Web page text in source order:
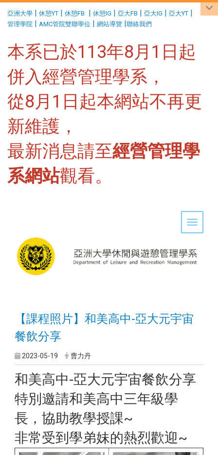
亞洲大學 | 休憩YT | 休憩FB | 休憩IG | 亞大FB | 亞大IG | 亞大YT |
管理學院 | AMC管院雙聯學位 | 網站導覽 |聯絡我們
本系已於113年8月1日起
併入經營管理學系，
從8月1日起本網站不再更
新維護，
最新消息請至經營管理學
系網站觀看。
Toggle
【課程照片】和美高中-亞大元宇宙
餐飲分享
2023-05-19 曹力丹
和美高中-亞大元宇宙餐飲分享
特別邀請和美高中三年級學
長，協助教學授課~
非常受到學弟妹的熱烈歡迎~